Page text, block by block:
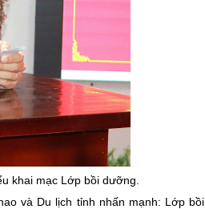
khai mạc Lớp bồi dưỡng.
và Du lịch tỉnh nhấn mạnh: Lớp bồi